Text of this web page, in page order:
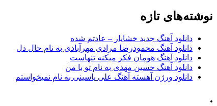
نوشته‌های تازه
دانلود آهنگ جدید خشایار – عادتم شده
دانلود آهنگ محمودرضا مرادی مهرآبادی به نام حال دل
دانلود آهنگ هومان فکر میکنه تنهاست
دانلود آهنگ حسین مهدی به نام تو با من
دانلود ورژن آهسته آهنگ علی یاسینی به نام نمیخواستم
.